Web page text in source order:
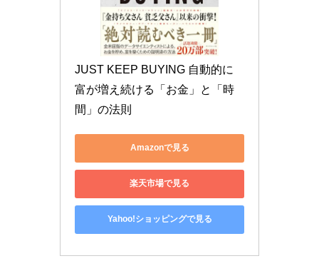
JUST KEEP BUYING 自動的に
富が増え続ける「お金」と「時
間」の法則
Amazonで見る
楽天市場で見る
Yahoo!ショッピングで見る